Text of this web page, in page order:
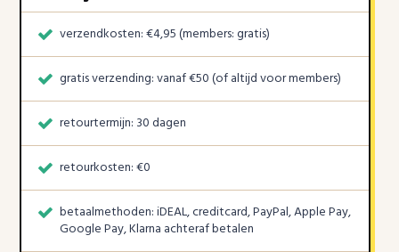
verzendkosten: €4,95 (members: gratis)
gratis verzending: vanaf €50 (of altijd voor members)
retourtermijn: 30 dagen
retourkosten: €0
betaalmethoden: iDEAL, creditcard, PayPal, Apple Pay,
Google Pay, Klarna achteraf betalen